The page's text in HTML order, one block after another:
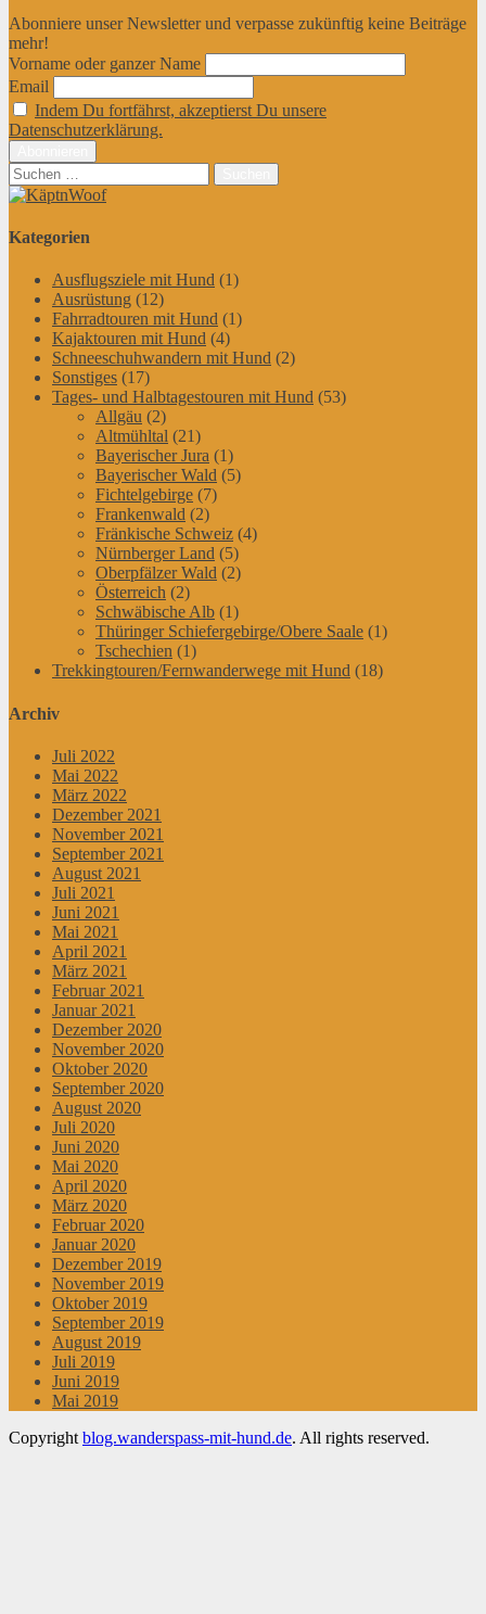
Abonniere unser Newsletter und verpasse zukünftig keine Beiträge
mehr!
Vorname oder ganzer Name
Email
Indem Du fortfährst, akzeptierst Du unsere
Datenschutzerklärung.
Suchen
nach:
Kategorien
Ausflugsziele mit Hund (1)
Ausrüstung (12)
Fahrradtouren mit Hund (1)
Kajaktouren mit Hund (4)
Schneeschuhwandern mit Hund (2)
Sonstiges (17)
Tages- und Halbtagestouren mit Hund (53)
Allgäu (2)
Altmühltal (21)
Bayerischer Jura (1)
Bayerischer Wald (5)
Fichtelgebirge (7)
Frankenwald (2)
Fränkische Schweiz (4)
Nürnberger Land (5)
Oberpfälzer Wald (2)
Österreich (2)
Schwäbische Alb (1)
Thüringer Schiefergebirge/Obere Saale (1)
Tschechien (1)
Trekkingtouren/Fernwanderwege mit Hund (18)
Archiv
Juli 2022
Mai 2022
März 2022
Dezember 2021
November 2021
September 2021
August 2021
Juli 2021
Juni 2021
Mai 2021
April 2021
März 2021
Februar 2021
Januar 2021
Dezember 2020
November 2020
Oktober 2020
September 2020
August 2020
Juli 2020
Juni 2020
Mai 2020
April 2020
März 2020
Februar 2020
Januar 2020
Dezember 2019
November 2019
Oktober 2019
September 2019
August 2019
Juli 2019
Juni 2019
Mai 2019
Copyright blog.wanderspass-mit-hund.de. All rights reserved.